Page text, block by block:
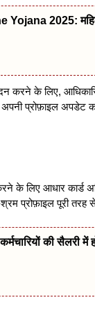
2025:
के लिए,
प्रोफ़ाइल अपडेट
लिए आधार कार्ड
श्रम प्रोफ़ाइल पूरी
की सैलरी में